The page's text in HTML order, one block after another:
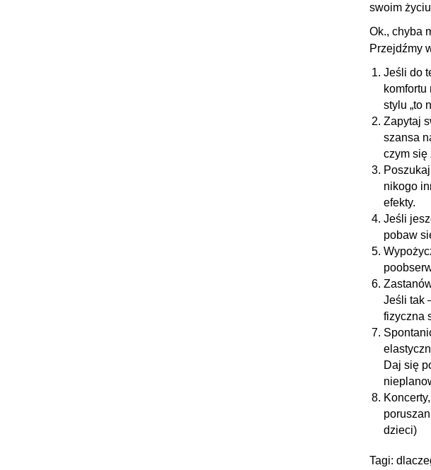
swoim
Ok., chyba
Przejdźmy
Jeśli do
komfortu
stylu „to
Zapytaj
szansa
czym się
nikogo
efekty.
Jeśli
pobaw
Jeśli tak
fizyczna
Daj się
dzieci)
Tagi: